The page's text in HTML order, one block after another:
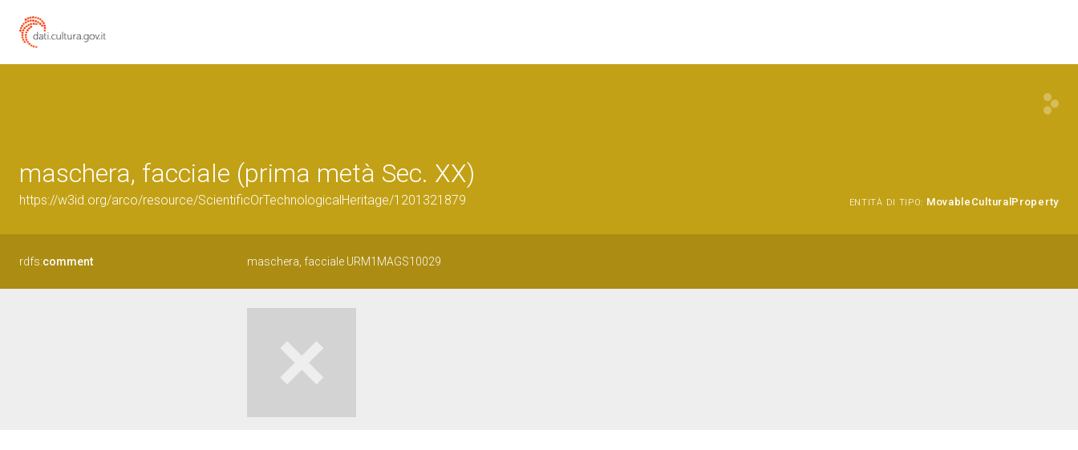
maschera, facciale (prima metà Sec. XX)
https://w3id.org/arco/resource/ScientificOrTechnologicalHeritage/1201321879 ENTITÀ DI TIPO: MovableCulturalProperty
rdfs:comment maschera, facciale URM1MAGS10029